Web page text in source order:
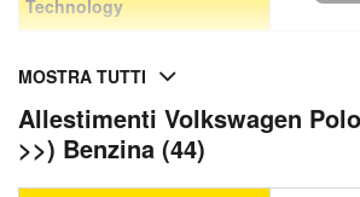
Technology
MOSTRA TUTTI
Allestimenti Volkswagen
>>) Benzina (44)